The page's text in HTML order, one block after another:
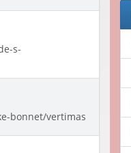
s-
bonnet/vertimas